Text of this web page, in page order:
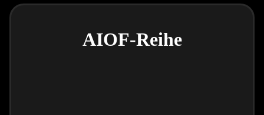
AIOF-Reihe